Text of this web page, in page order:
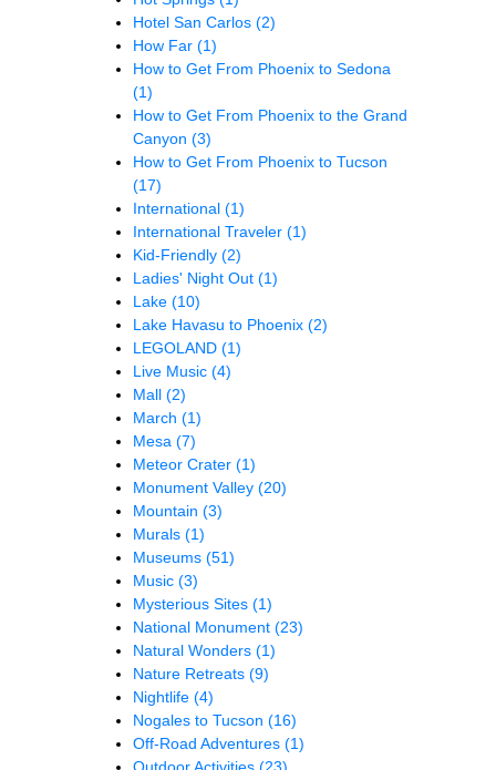
Hotel San Carlos (2)
How Far (1)
How to Get From Phoenix to Sedona
(1)
How to Get From Phoenix to the Grand
Canyon (3)
How to Get From Phoenix to Tucson
(17)
International (1)
International Traveler (1)
Kid-Friendly (2)
Ladies' Night Out (1)
Lake (10)
Lake Havasu to Phoenix (2)
LEGOLAND (1)
Live Music (4)
Mall (2)
March (1)
Mesa (7)
Meteor Crater (1)
Monument Valley (20)
Mountain (3)
Murals (1)
Museums (51)
Music (3)
Mysterious Sites (1)
National Monument (23)
Natural Wonders (1)
Nature Retreats (9)
Nightlife (4)
Nogales to Tucson (16)
Off-Road Adventures (1)
Outdoor Activities (23)